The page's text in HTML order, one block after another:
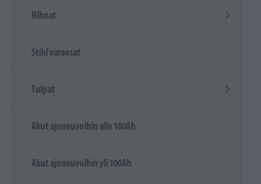
Hihnat
Stihl varaosat
Tulpat
Akut ajoneuvoihin alle 100Ah
Akut ajoneuvoihin yli 100Ah